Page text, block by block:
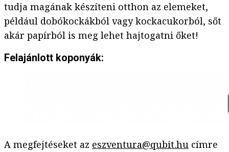
tudja magának készíteni otthon az elemeket,
például dobókockákból vagy kockacukorból, sőt
akár papírból is meg lehet hajtogatni őket!
Felajánlott koponyák:
A megfejtéseket az eszventura@qubit.hu címre